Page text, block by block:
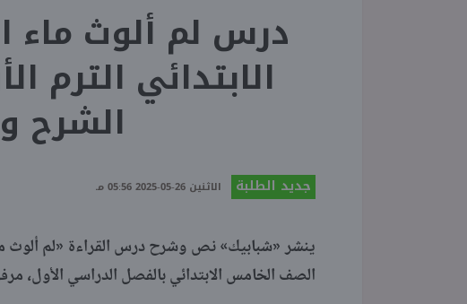
درس لم ألوث ماء
الابتدائي الترم
الشرح
جديد الطلبة الاثنين 26-05-2025 05:56 مـ
ينشر «شبابيك» نص وشرح درس القراءة «لم ألوث
الصف الخامس الابتدائي بالفصل الدراسي الأول،